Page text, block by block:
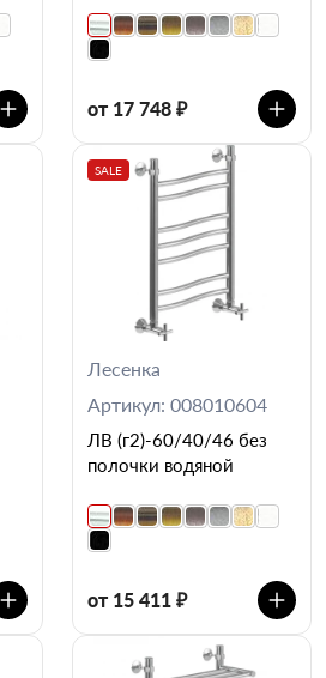
от 17 748 ₽
SALE
Лесенка
Артикул: 008010604
ЛВ (г2)-60/40/46 без
полочки водяной
от 15 411 ₽